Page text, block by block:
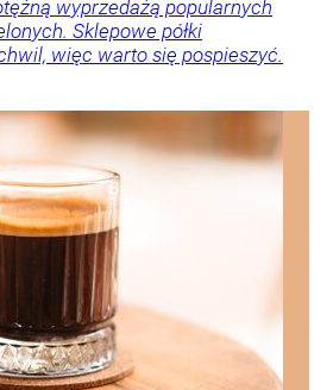
wyprzedażą popularnych
Sklepowe półki
więc warto się pospieszyć.